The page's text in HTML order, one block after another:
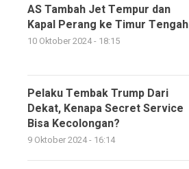
AS Tambah Jet Tempur dan
Kapal Perang ke Timur Tengah
10 Oktober 2024 - 18:15
Pelaku Tembak Trump Dari
Dekat, Kenapa Secret Service
Bisa Kecolongan?
9 Oktober 2024 - 16:14